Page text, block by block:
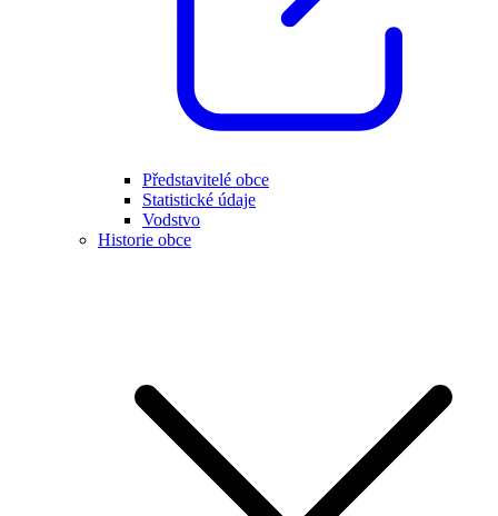
Představitelé obce
Statistické údaje
Vodstvo
Historie obce